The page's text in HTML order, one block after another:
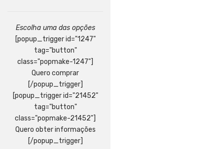
Escolha uma das opções
[popup_trigger id="1247"
tag="button"
class="popmake-1247"]
Quero comprar
[/popup_trigger]
[popup_trigger id="21452"
tag="button"
class="popmake-21452"]
Quero obter informações
[/popup_trigger]